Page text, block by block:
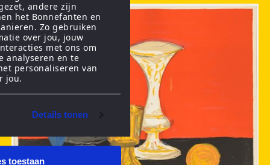
andere zijn
het Bonnefanten en
Zo gebruiken
over jou, jouw
met ons om
analyseren en te
personaliseren van
jou.
Details tonen
toestaan